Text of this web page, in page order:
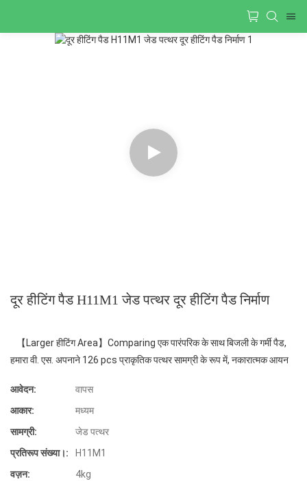
दूर हीटिंग पैड H11M1 जेड पत्थर दूर हीटिंग पैड निर्माण
【Larger हीटिंग Area】Comparing एक पारंपरिक के साथ बिजली के गर्मी पैड,
हमारा वी. एस. अपनाने 126 pcs प्राकृतिक पत्थर सामग्री के रूप में, नकारात्मक आयन
आवेदन:
वापस
आकार:
मध्यम
सामग्री:
जेड पत्थर
प्रतिरूप संख्या।:
H11M1
वज़न:
4kg